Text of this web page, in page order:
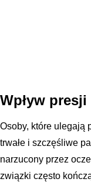
Wpływ
Osoby, które ulegają
trwałe i szczęśliwe
narzucony przez
związki często